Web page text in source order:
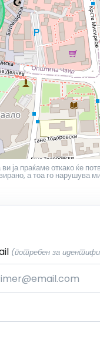
ја праќаме откако ќе
а тоа го нарушува
(потребен за